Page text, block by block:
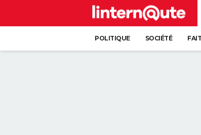
POLITIQUE SOCIÉTÉ